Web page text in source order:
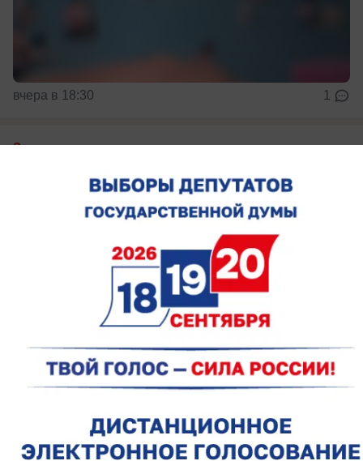
вчера в 18:30 1
Здоровье
травматологу-ортопеду о
распространенных суставных болях
Владимир Обаян рассказал о борьбе с артрозом
большого пальца кисти